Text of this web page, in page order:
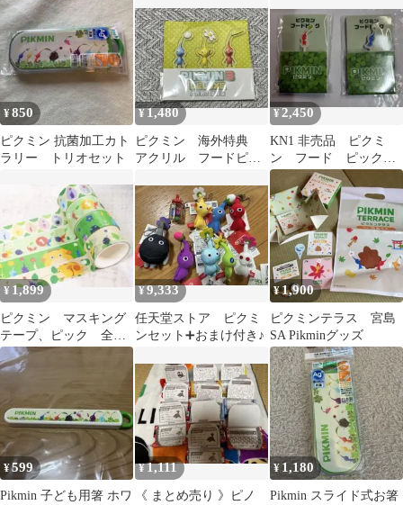
¥850
ピクミン 抗菌加工カト
ラリー トリオセット
¥1,480
ピクミン 海外特典
アクリル フードピッ
¥ 2,450
KN1 非売品 ピクミ
ン フード ピック
ファミマ ファミリー
マート限定
¥ 1,899
ピクミン マスキング
テープ、ピック 全四
種 各1セット
¥9,333
任天堂ストア ピクミ
ンセット➕おまけ付き♪
¥1,900
ピクミンテラス 宮島
SA Pikminグッズ
¥599
Pikmin 子ども用箸 ホワ
¥1,111
《 まとめ売り 》ピノ
¥ 1,180
Pikmin スライド式お箸